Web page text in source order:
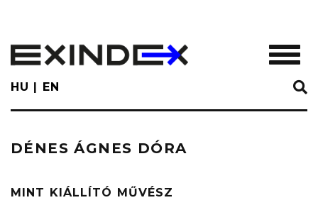
main
content
HU EN
DÉNES ÁGNES DÓRA
MINT KIÁLLÍTÓ MŰVÉSZ